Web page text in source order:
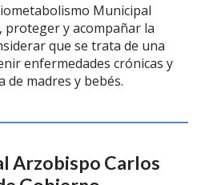
Municipal
y acompañar la
que se trata de una
enfermedades crónicas y
de madres y bebés.
Arzobispo Carlos